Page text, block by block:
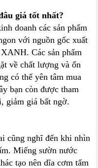
giá tốt nhất?
doanh các sản phẩm
với nguồn gốc xuất
Các sản phẩm
về chất lượng và ổn
có thể yên tâm mua
bạn còn được tham
giảm giá bất ngờ.
cũng nghĩ đến khi nhìn
Miếng sườn nước
tạo nên dĩa cơm tấm